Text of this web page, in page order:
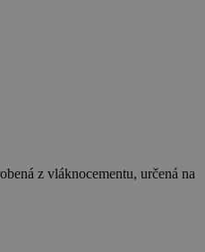
z vláknocementu, určená na